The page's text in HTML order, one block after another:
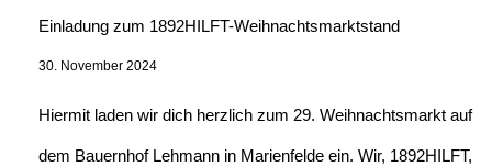
Einladung zum 1892HILFT-Weihnachtsmarktstand
30. November 2024
Hiermit laden wir dich herzlich zum 29. Weihnachtsmarkt auf
dem Bauernhof Lehmann in Marienfelde ein. Wir, 1892HILFT,